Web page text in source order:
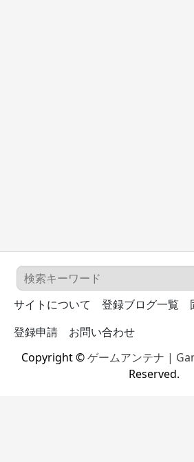
サイトについて 登録ブログ一覧
登録申請
お問い合わせ
Copyright ©ゲームアンテナ |
Reserved.